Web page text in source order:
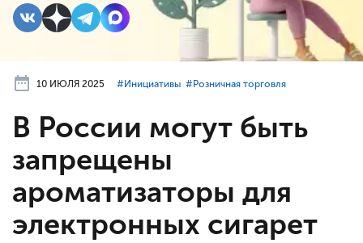
10 ИЮЛЯ 2025 #⁣Инициативы #⁣Розничная торговля
В России могут быть
запрещены
ароматизаторы для
электронных сигарет